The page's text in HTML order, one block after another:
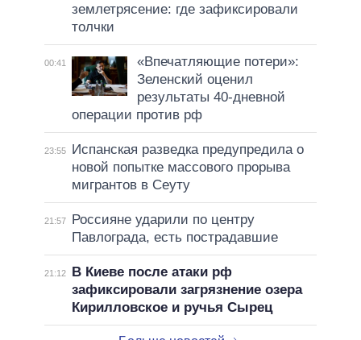
землетрясение: где зафиксировали
толчки
00:41
«Впечатляющие потери»:
Зеленский оценил
результаты 40-дневной
операции против рф
23:55
Испанская разведка предупредила о
новой попытке массового прорыва
мигрантов в Сеуту
21:57
Россияне ударили по центру
Павлограда, есть пострадавшие
21:12
В Киеве после атаки рф
зафиксировали загрязнение озера
Кирилловское и ручья Сырец